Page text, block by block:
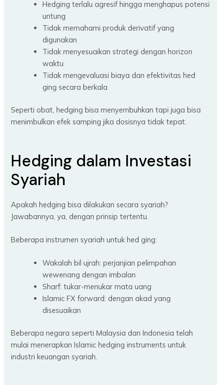
Hedging terlalu agresif hingga menghapus potensi
untung
Tidak memahami produk derivatif yang
digunakan
Tidak menyesuaikan strategi dengan horizon
waktu
Tidak mengevaluasi biaya dan efektivitas hed
ging secara berkala
Seperti obat, hedging bisa menyembuhkan tapi juga bisa
menimbulkan efek samping jika dosisnya tidak tepat.
Hedging dalam Investasi
Syariah
Apakah hedging bisa dilakukan secara syariah?
Jawabannya, ya, dengan prinsip tertentu.
Beberapa instrumen syariah untuk hed ging:
Wakalah bil ujrah: perjanjian pelimpahan
wewenang dengan imbalan
Sharf: tukar-menukar mata uang
Islamic FX forward: dengan akad yang
disesuaikan
Beberapa negara seperti Malaysia dan Indonesia telah
mulai menerapkan Islamic hedging instruments untuk
industri keuangan syariah.